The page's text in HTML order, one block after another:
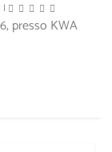
|
presso KWA